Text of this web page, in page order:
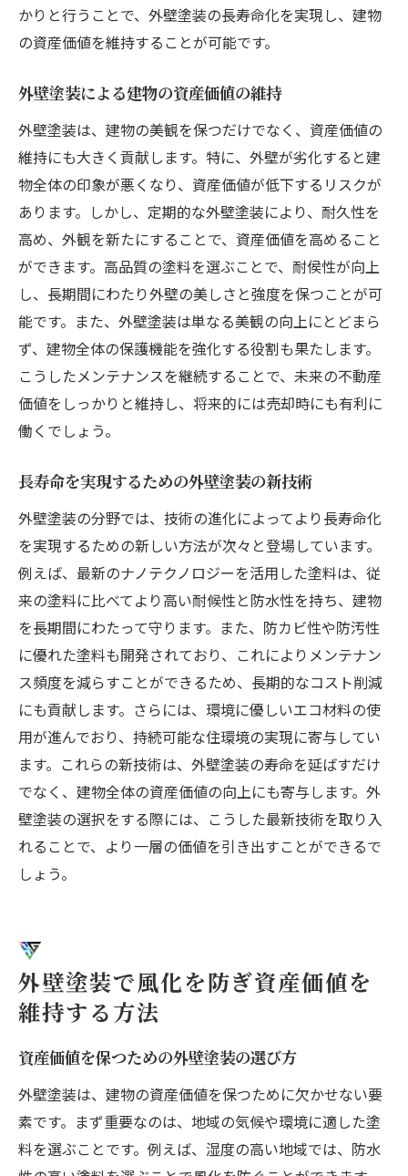
かりと行うことで、外壁塗装の長寿命化を実現し、建物
の資産価値を維持することが可能です。
外壁塗装による建物の資産価値の維持
外壁塗装は、建物の美観を保つだけでなく、資産価値の
維持にも大きく貢献します。特に、外壁が劣化すると建
物全体の印象が悪くなり、資産価値が低下するリスクが
あります。しかし、定期的な外壁塗装により、耐久性を
高め、外観を新たにすることで、資産価値を高めること
ができます。高品質の塗料を選ぶことで、耐侯性が向上
し、長期間にわたり外壁の美しさと強度を保つことが可
能です。また、外壁塗装は単なる美観の向上にとどまら
ず、建物全体の保護機能を強化する役割も果たします。
こうしたメンテナンスを継続することで、未来の不動産
価値をしっかりと維持し、将来的には売却時にも有利に
働くでしょう。
長寿命を実現するための外壁塗装の新技術
外壁塗装の分野では、技術の進化によってより長寿命化
を実現するための新しい方法が次々と登場しています。
例えば、最新のナノテクノロジーを活用した塗料は、従
来の塗料に比べてより高い耐候性と防水性を持ち、建物
を長期間にわたって守ります。また、防カビ性や防汚性
に優れた塗料も開発されており、これによりメンテナン
ス頻度を減らすことができるため、長期的なコスト削減
にも貢献します。さらには、環境に優しいエコ材料の使
用が進んでおり、持続可能な住環境の実現に寄与してい
ます。これらの新技術は、外壁塗装の寿命を延ばすだけ
でなく、建物全体の資産価値の向上にも寄与します。外
壁塗装の選択をする際には、こうした最新技術を取り入
れることで、より一層の価値を引き出すことができるで
しょう。
外壁塗装で風化を防ぎ資産価値を
維持する方法
資産価値を保つための外壁塗装の選び方
外壁塗装は、建物の資産価値を保つために欠かせない要
素です。まず重要なのは、地域の気候や環境に適した塗
料を選ぶことです。例えば、湿度の高い地域では、防水